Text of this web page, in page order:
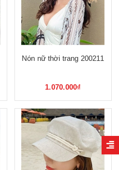
Nón nữ thời trang 200211
1.070.000₫